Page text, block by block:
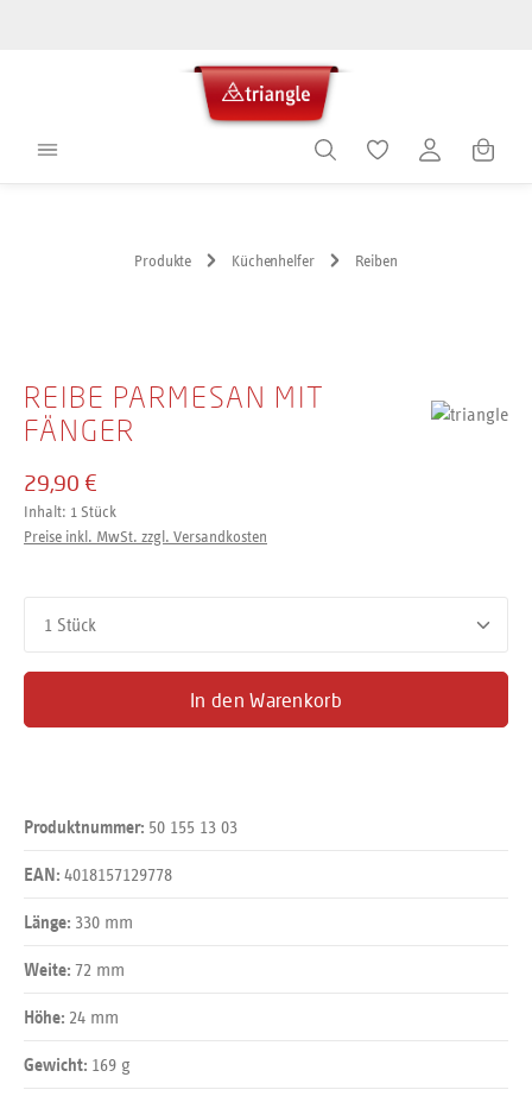
Produkte Küchenhelfer Reiben
REIBE PARMESAN MIT
FÄNGER
29,90 €
Inhalt: 1 Stück
Preise inkl. MwSt. zzgl. Versandkosten
In den Warenkorb
Produktnummer: 50 155 13 03
EAN: 4018157129778
Länge: 330 mm
Weite: 72 mm
Höhe: 24 mm
Gewicht: 169 g